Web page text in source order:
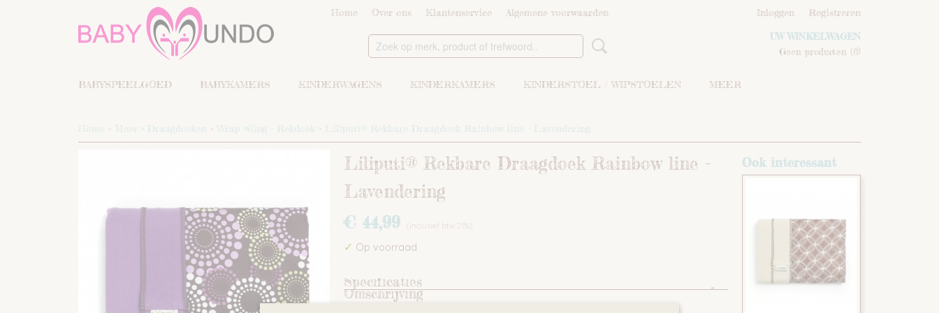
Home Over ons Klantenservice Algemene voorwaarden Inloggen Registreren
UW WINKELWAGEN
Geen producten (0)
BABYSPEELGOED BABYKAMERS KINDERWAGENS KINDERKAMERS KINDERSTOEL / WIPSTOELEN MEER
Home > Meer > Draagdoeken > Wrap Sling - Rekdoek > Liliputi® Rekbare Draagdoek Rainbow line - Lavendering
Liliputi® Rekbare Draagdoek Rainbow line -
Lavendering
€ 44,99 (inclusief btw 21%)
✓ Op voorraad
Specificaties
Bruto gewicht
Omschrijving
Ook interessant